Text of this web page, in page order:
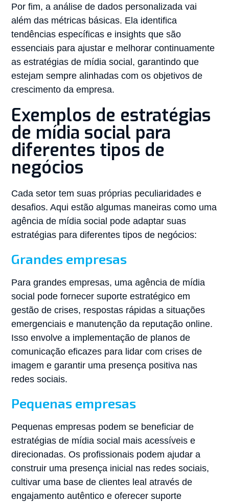
Por fim, a análise de dados personalizada vai
além das métricas básicas. Ela identifica
tendências específicas e insights que são
essenciais para ajustar e melhorar continuamente
as estratégias de mídia social, garantindo que
estejam sempre alinhadas com os objetivos de
crescimento da empresa.
Exemplos de estratégias
de mídia social para
diferentes tipos de
negócios
Cada setor tem suas próprias peculiaridades e
desafios. Aqui estão algumas maneiras como uma
agência de mídia social pode adaptar suas
estratégias para diferentes tipos de negócios:
Grandes empresas
Para grandes empresas, uma agência de mídia
social pode fornecer suporte estratégico em
gestão de crises, respostas rápidas a situações
emergenciais e manutenção da reputação online.
Isso envolve a implementação de planos de
comunicação eficazes para lidar com crises de
imagem e garantir uma presença positiva nas
redes sociais.
Pequenas empresas
Pequenas empresas podem se beneficiar de
estratégias de mídia social mais acessíveis e
direcionadas. Os profissionais podem ajudar a
construir uma presença inicial nas redes sociais,
cultivar uma base de clientes leal através de
engajamento autêntico e oferecer suporte